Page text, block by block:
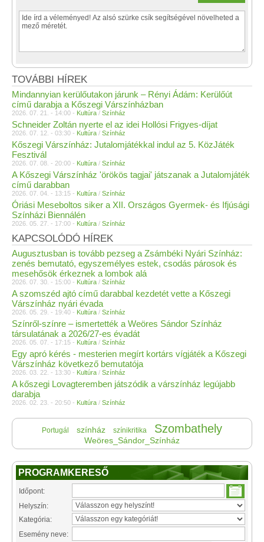
TOVÁBBI HÍREK
Mindannyian kerülőutakon járunk – Rényi Ádám: Kerülőút
című darabja a Kőszegi Várszínházban
2026. 07. 21. - 14:00 - Kultúra / Színház
Schneider Zoltán nyerte el az idei Hollósi Frigyes-díjat
2026. 07. 12. - 03:30 - Kultúra / Színház
Kőszegi Várszínház: Jutalomjátékkal indul az 5. KözJáték
Fesztivál
2026. 07. 08. - 20:00 - Kultúra / Színház
A Kőszegi Várszínház 'örökös tagjai' játszanak a Jutalomjáték
című darabban
2026. 07. 04. - 13:15 - Kultúra / Színház
Óriási Meseboltos siker a XII. Országos Gyermek- és Ifjúsági
Színházi Biennálén
2026. 05. 27. - 17:00 - Kultúra / Színház
KAPCSOLÓDÓ HÍREK
Augusztusban is tovább pezseg a Zsámbéki Nyári Színház:
zenés bemutató, egyszemélyes estek, csodás párosok és
mesehősök érkeznek a lombok alá
2026. 07. 30. - 15:00 - Kultúra / Színház
A szomszéd ajtó című darabbal kezdetét vette a Kőszegi
Várszínház nyári évada
2026. 05. 29. - 19:40 - Kultúra / Színház
Színről-színre – ismertették a Weöres Sándor Színház
társulatának a 2026/27-es évadát
2026. 05. 07. - 17:15 - Kultúra / Színház
Egy apró kérés - mesterien megírt kortárs vígjáték a Kőszegi
Várszínház következő bemutatója
2026. 03. 22. - 13:30 - Kultúra / Színház
A kőszegi Lovagteremben játszódik a várszínház legújabb
darabja
2026. 02. 23. - 20:50 - Kultúra / Színház
Portugál színház színikritika Szombathely
Weöres_Sándor_Színház
PROGRAMKERESŐ
Időpont:
Helyszín:
Kategória:
Esemény neve: